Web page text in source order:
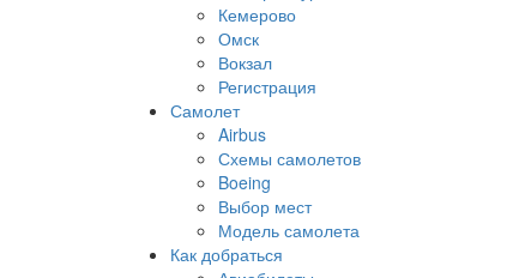
Кемерово
Омск
Вокзал
Регистрация
Самолет
Airbus
Схемы самолетов
Boeing
Выбор мест
Модель самолета
Как добраться